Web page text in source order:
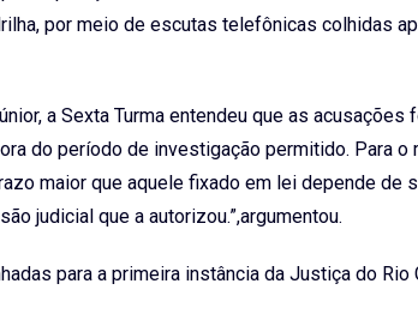
por meio de escutas telefônicas colhidas
a Sexta Turma entendeu que as acusações
do período de investigação permitido. Para o
maior que aquele fixado em lei depende de
judicial que a autorizou.”,argumentou.
para a primeira instância da Justiça do Rio